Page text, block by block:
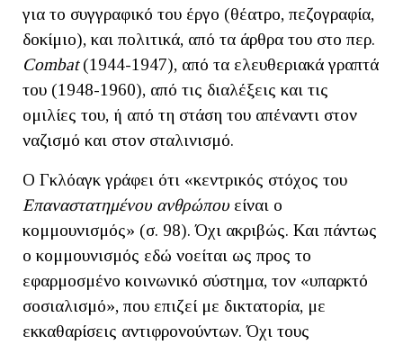
για το συγγραφικό του έργο (θέατρο, πεζογραφία,
δοκίμιο), και πολιτικά, από τα άρθρα του στο περ.
Combat(1944-1947), από τα ελευθεριακά γραπτά
του (1948-1960), από τις διαλέξεις και τις
ομιλίες του, ή από τη στάση του απέναντι στον
ναζισμό και στον σταλινισμό.
Ο Γκλόαγκ γράφει ότι «κεντρικός στόχος του
Επαναστατημένου ανθρώπου είναι ο
κομμουνισμός» (σ. 98). Όχι ακριβώς. Και πάντως
ο κομμουνισμός εδώ νοείται ως προς το
εφαρμοσμένο κοινωνικό σύστημα, τον «υπαρκτό
σοσιαλισμό», που επιζεί με δικτατορία, με
εκκαθαρίσεις αντιφρονούντων. Όχι τους